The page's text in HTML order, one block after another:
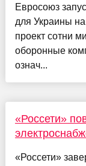
Евросоюз
для Украины
проект сотни
оборонные
означ...
«Россети»
«Россети»